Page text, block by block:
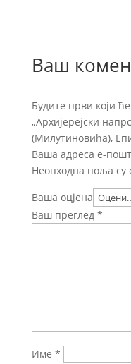
Ваш
Будите први који
„Архијерејски
(Милутиновића),
Ваша адреса е-
Неопходна поља су
Ваша оцјена
Ваш преглед *
Име *